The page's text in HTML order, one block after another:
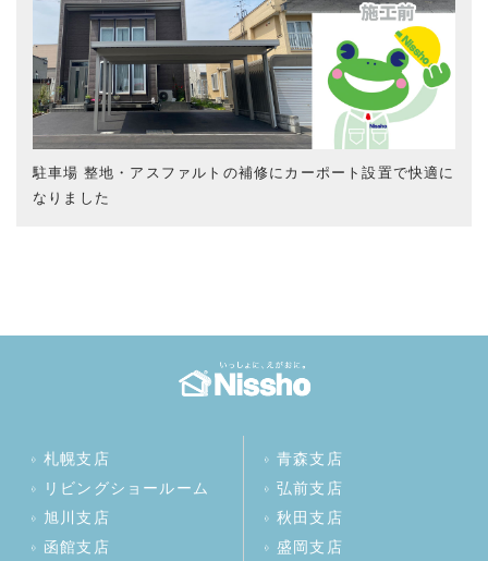
駐車場 整地・アスファルトの補修にカーポート設置で快適に
なりました
札幌支店
リビングショールーム
旭川支店
函館支店
青森支店
弘前支店
秋田支店
盛岡支店